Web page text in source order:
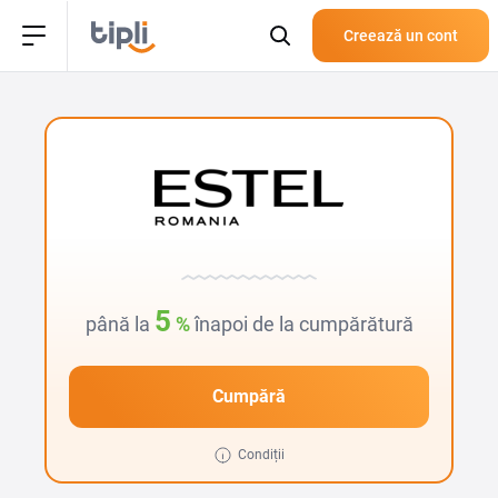
Creează un cont
până la 5 %înapoi de la cumpărătură
Cumpără
Condiții